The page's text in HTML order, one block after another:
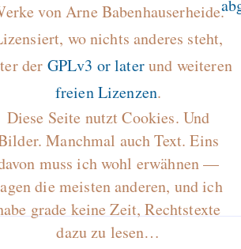
von Arne Babenhauserheide.
wo nichts anderes steht,
der GPLv3 or laterund weiteren
freien Lizenzen.
Diese Seite nutzt Cookies. Und
Manchmal auch Text. Eins
muss ich wohl erwähnen —
die meisten anderen, und ich
grade keine Zeit, Rechtstexte
dazu zu lesen…
Alltag in
Klimaneutralen Welt
Nebelfest -
Rissen
Curb impacts
programming to
EU sovereignty
Es gibt Fakten
Measured